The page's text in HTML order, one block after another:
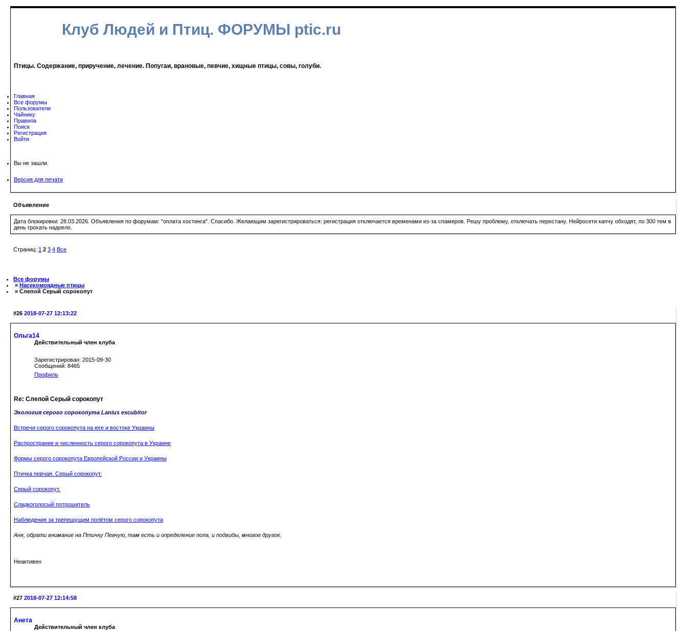
Клуб Людей и Птиц. ФОРУМЫ ptic.ru
Птицы. Содержание, приручение, лечение. Попугаи, врановые, певчие, хищные птицы, совы, голуби.
Главная
Все форумы
Пользователи
Чайнику
Правила
Поиск
Регистрация
Войти
Вы не зашли.
Версия для печати
Объявление
Дата блокировки: 28.03.2026. Объявления по форумам: "оплата хостинга". Спасибо. Желающим зарегистрироваться: регистрация отключается временами из-за спамеров. Решу проблему, отключать перестану. Нейросети капчу обходят, по 300 тем в
день грохать надоело.
Страниц: 1 2 3 4 Все
Все форумы
» Насекомоядные птицы
» Слепой Серый сорокопут
#26 2018-07-27 12:13:22
Ольга14
Действительный член клуба
Зарегистрирован: 2015-09-30
Сообщений: 8465
Профиль
Re: Слепой Серый сорокопут
Экология серого сорокопута Lanius excubitor
Встречи серого сорокопута на юге и востоке Украины
Распространие и численность серого сорокопута в Украине
Формы серого сорокопута Европейской России и Украины
Птичка певчая. Серый сорокопут.
Серый сорокопут.
Сладкоголосый потрошитель
Наблюдения за трепещущим полётом серого сорокопута
Аня, обрати внимание на Птичку Певчую, там есть и определение пола, и подвиды, многое другое.
Неактивен
#27 2018-07-27 12:14:58
Анета
Действительный член клуба